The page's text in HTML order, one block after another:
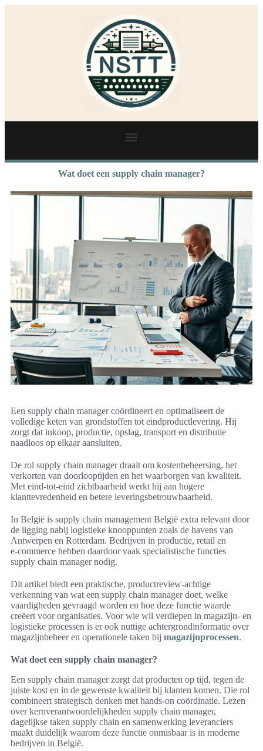
Wat doet een supply chain manager?
Een supply chain manager coördineert en optimaliseert de
volledige keten van grondstoffen tot eindproductlevering. Hij
zorgt dat inkoop, productie, opslag, transport en distributie
naadloos op elkaar aansluiten.
De rol supply chain manager draait om kostenbeheersing, het
verkorten van doorlooptijden en het waarborgen van kwaliteit.
Met eind‑tot‑eind zichtbaarheid werkt hij aan hogere
klanttevredenheid en betere leveringsbetrouwbaarheid.
In België is supply chain management België extra relevant door
de ligging nabij logistieke knooppunten zoals de havens van
Antwerpen en Rotterdam. Bedrijven in productie, retail en
e‑commerce hebben daardoor vaak specialistische functies
supply chain manager nodig.
Dit artikel biedt een praktische, productreview‑achtige
verkenning van wat een supply chain manager doet, welke
vaardigheden gevraagd worden en hoe deze functie waarde
creëert voor organisaties. Voor wie wil verdiepen in magazijn‑ en
logistieke processen is er ook nuttige achtergrondinformatie over
magazijnbeheer en operationele taken bij magazijnprocessen.
Wat doet een supply chain manager?
Een supply chain manager zorgt dat producten op tijd, tegen de
juiste kost en in de gewenste kwaliteit bij klanten komen. Die rol
combineert strategisch denken met hands-on coördinatie. Lezen
over kernverantwoordelijkheden supply chain manager,
dagelijkse taken supply chain en samenwerking leveranciers
maakt duidelijk waarom deze functie onmisbaar is in moderne
bedrijven in België.